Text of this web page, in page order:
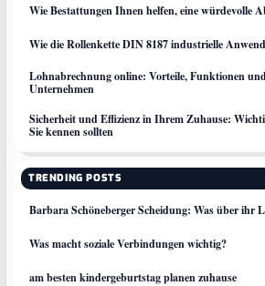
Wie Bestattungen Ihnen helfen, eine würdevolle
Wie die Rollenkette DIN 8187 industrielle
Lohnabrechnung online: Vorteile, Funktionen
Unternehmen
Sicherheit und Effizienz in Ihrem Zuhause:
Sie kennen sollten
TRENDING POSTS
Barbara Schöneberger Scheidung: Was über ihr
Was macht soziale Verbindungen wichtig?
am besten kindergeburtstag planen zuhause